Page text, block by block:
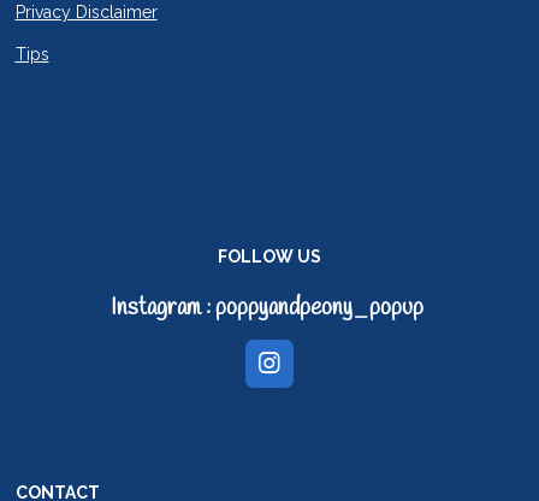
Privacy Disclaimer
Tips
FOLLOW US
Instagram : poppyandpeony_popup
I
CONTACT